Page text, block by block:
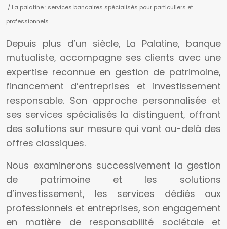
/ La palatine : services bancaires spécialisés pour particuliers et
professionnels
Depuis plus d’un siècle, La Palatine, banque
mutualiste, accompagne ses clients avec une
expertise reconnue en gestion de patrimoine,
financement d’entreprises et investissement
responsable. Son approche personnalisée et
ses services spécialisés la distinguent, offrant
des solutions sur mesure qui vont au-delà des
offres classiques.
Nous examinerons successivement la gestion
de patrimoine et les solutions
d’investissement, les services dédiés aux
professionnels et entreprises, son engagement
en matière de responsabilité sociétale et